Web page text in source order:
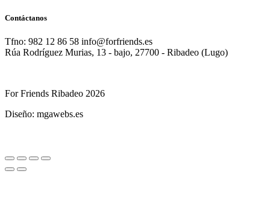
Contáctanos
Tfno: 982 12 86 58 info@forfriends.es
Rúa Rodríguez Murias, 13 - bajo, 27700 - Ribadeo (Lugo)
For Friends Ribadeo 2026
Diseño: mgawebs.es